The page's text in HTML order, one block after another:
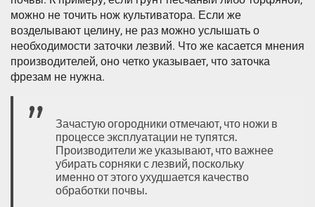
можно не точить нож культиватора. Если же
возделывают целину, не раз можно услышать о
необходимости заточки лезвий. Что же касается мнения
производителей, оно четко указывает, что заточка
фрезам не нужна.
Зачастую огородники отмечают, что ножи в
процессе эксплуатации не тупятся.
Производители же указывают, что важнее
убирать сорняки с лезвий, поскольку
именно от этого ухудшается качество
обработки почвы.